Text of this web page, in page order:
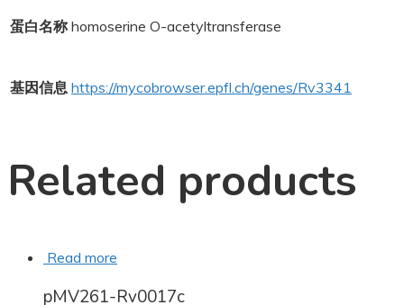
蛋白名称 homoserine O-acetyltransferase
基因信息 https://mycobrowser.epfl.ch/genes/Rv3341
Related products
Read more
pMV261-Rv0017c